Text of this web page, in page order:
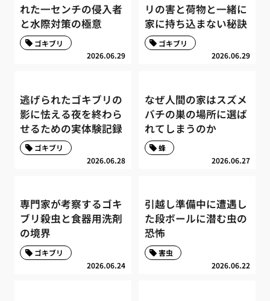
れた一センチの侵入者
と水際対策の極意
2026.06.29
ゴキブリ
リの害と荷物と一緒に
家に持ち込まない秘訣
2026.06.29
ゴキブリ
逃げられたゴキブリの
影に怯える夜を終わら
せるための実体験記録
2026.06.28
ゴキブリ
なぜ人間の家はスズメ
バチの巣の場所に選ば
れてしまうのか
2026.06.27
蜂
専門家が考察するゴキ
ブリ殺虫と食器用洗剤
の境界
2026.06.24
ゴキブリ
引越し準備中に遭遇し
た段ボールに潜む虫の
恐怖
2026.06.22
害虫